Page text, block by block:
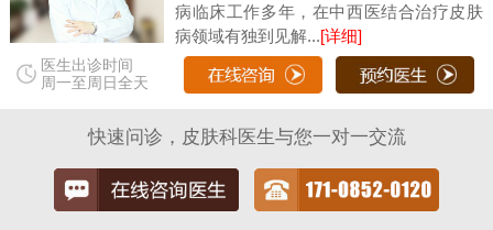
医生出诊时间
周一至周日全天
病临床工作多年，在中西医结合治疗皮肤
病领域有独到见解...[详细]
快速问诊，皮肤科医生与您一对一交流